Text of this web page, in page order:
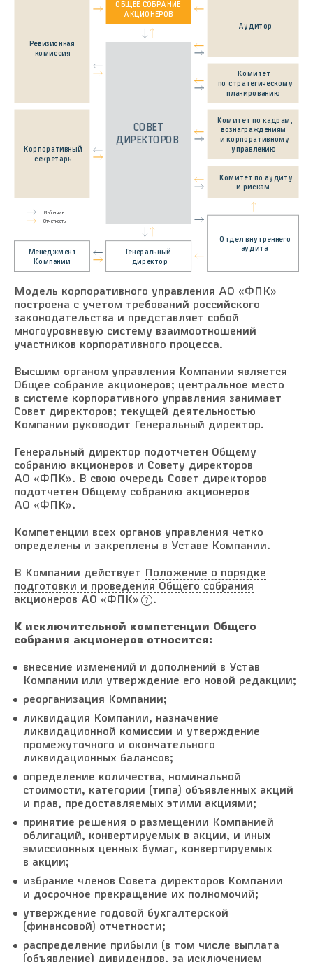
Ревизионная
комиссия
Корпоративный
секретарь
Менеджмент
Компании
Генеральный
директор
Аудитор
Комитет
по стратегическому
планированию
Комитет по кадрам,
вознаграждениям
и корпоративному
управлению
Комитет по аудиту
и рискам
Отдел внутреннего
аудита
ОБЩЕЕ СОБРАНИЕ
АКЦИОНЕРОВ
СОВЕТ
ДИРЕКТОРОВ
Избрание
Отчетность
Модель корпоративного управления АО «ФПК»
построена с учетом требований российского
законодательства и представляет собой
многоуровневую систему взаимоотношений
участников корпоративного процесса.
Высшим органом управления Компании является
Общее собрание акционеров; центральное место
в системе корпоративного управления занимает
Совет директоров; текущей деятельностью
Компании руководит Генеральный директор.
Генеральный директор подотчетен Общему
собранию акционеров и Совету директоров
АО «ФПК». В свою очередь Совет директоров
подотчетен Общему собранию акционеров
АО «ФПК».
Компетенции всех органов управления четко
определены и закреплены в Уставе Компании.
В Компании действует Положение о порядке
подготовки и проведения Общего собрания
акционеров АО «ФПК»
.
К исключительной компетенции Общего
собрания акционеров относится:
внесение изменений и дополнений в Устав
Компании или утверждение его новой редакции;
реорганизация Компании;
ликвидация Компании, назначение
ликвидационной комиссии и утверждение
промежуточного и окончательного
ликвидационных балансов;
определение количества, номинальной
стоимости, категории (типа) объявленных акций
и прав, предоставляемых этими акциями;
принятие решения о размещении Компанией
облигаций, конвертируемых в акции, и иных
эмиссионных ценных бумаг, конвертируемых
в акции;
избрание членов Совета директоров Компании
и досрочное прекращение их полномочий;
утверждение годовой бухгалтерской
(финансовой) отчетности;
распределение прибыли (в том числе выплата
(объявление) дивидендов, за исключением